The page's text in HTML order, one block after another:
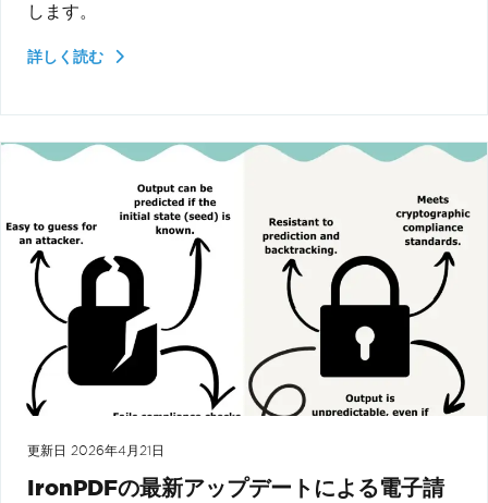
します。
詳しく読む
更新日 2026年4月21日
IronPDFの最新アップデートによる電子請